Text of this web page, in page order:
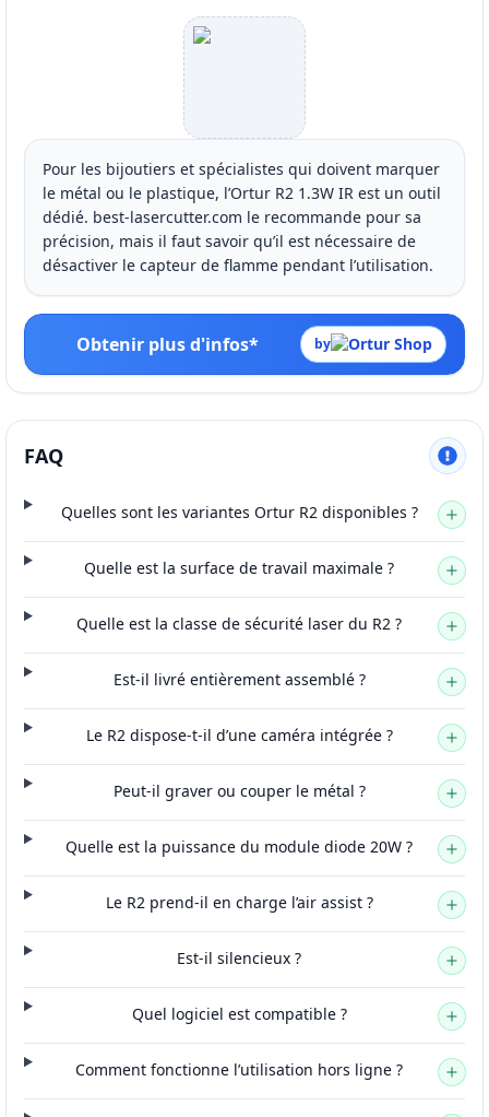
Pour les bijoutiers et spécialistes qui doivent marquer
le métal ou le plastique, l’Ortur R2 1.3W IR est un outil
dédié. best-lasercutter.com le recommande pour sa
précision, mais il faut savoir qu’il est nécessaire de
désactiver le capteur de flamme pendant l’utilisation.
Obtenir plus d'infos* by
FAQ
Quelles sont les variantes Ortur R2 disponibles ?
Quelle est la surface de travail maximale ?
Quelle est la classe de sécurité laser du R2 ?
Est-il livré entièrement assemblé ?
Le R2 dispose-t-il d’une caméra intégrée ?
Peut-il graver ou couper le métal ?
Quelle est la puissance du module diode 20W ?
Le R2 prend-il en charge l’air assist ?
Est-il silencieux ?
Quel logiciel est compatible ?
Comment fonctionne l’utilisation hors ligne ?